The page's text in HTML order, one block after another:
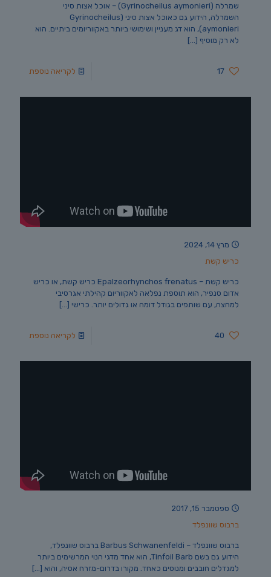
שמרלה (Gyrinocheilus aymonieri) – אוכל אצות סיני
השמרלה, הידוע גם כאוכל אצות סיני (Gyrinocheilus
aymonieri), הוא דג מעניין ושימושי ביותר באקווריומים ביתיים. הוא
לא רק מוסיף […]
17 לקריאה נוספת
מרץ 14, 2024
כריש קשת
כריש קשת – Epalzeorhynchos frenatus כריש קשת, או כריש
אדום סנפיר, הוא תוספת נפלאה לאקווריום קהילתי אגרסיבי
למחצה, עם שותפים בגודל דומה או גדולים יותר. כרישי […]
40 לקריאה נוספת
ספטמבר 15, 2017
ברבוס שוונפלד
ברבוס שוונפלד – Barbus Schwanenfeldi ברבוס שוונפלד,
הידוע גם בשם Tinfoil Barb, הוא אחד מדגי הנוי המרשימים ביותר
למגדלים חובבים ומנוסים כאחד. מקורו בדרום-מזרח אסיה, והוא […]